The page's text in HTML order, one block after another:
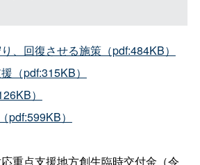
、回復させる施策（pdf:484KB）
（pdf:315KB）
）
pdf:599KB）
応重点支援地方創生臨時交付金（令